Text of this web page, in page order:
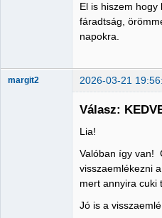
El is hiszem
fáradtság,
napokra.
margit2 2026-03-21
Válasz:
Lia!
Valóban így van!
visszaemlékezni
mert annyira cuki
Jó is a